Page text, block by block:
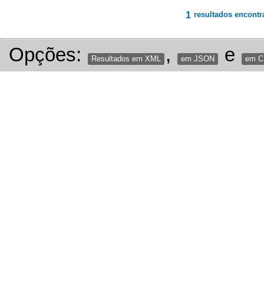
1 resultados
Opções: Resultados em XML , em JSON e em